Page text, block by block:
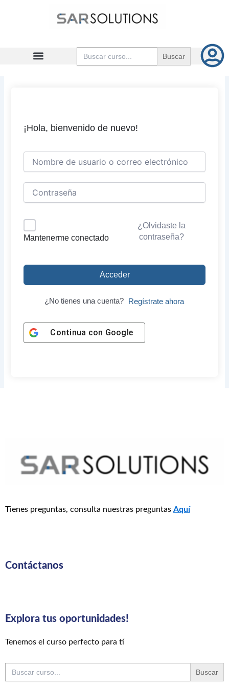
Buscar:
¡Hola, bienvenido de nuevo!
Mantenerme conectado
¿Olvidaste la
contraseña?
Acceder
¿No tienes una cuenta? Regístrate ahora
Continua con Google
Tienes preguntas, consulta nuestras preguntas Aquí
Contáctanos
Explora tus oportunidades!
Tenemos el curso perfecto para tí
Buscar: